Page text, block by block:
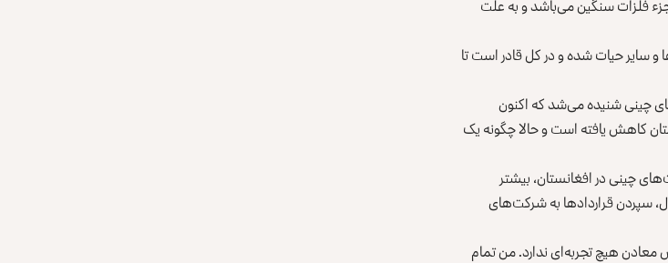
فلزات سنگین می‌باشد و به علت
و سایر حیات شده و در کل قادر است تا
چینی شنیده می‌شد که اکنون
کاهش یافته است و حالا چگونه یک
چینی در افغانستان، بیشتر
سپردن قراردادها به شرکت‌های
هیچ تجربه‌ای ندارد. من تمام